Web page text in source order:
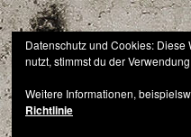
Datenschutz und Cookies:
nutzt, stimmst du der
Weitere Informationen,
Richtlinie